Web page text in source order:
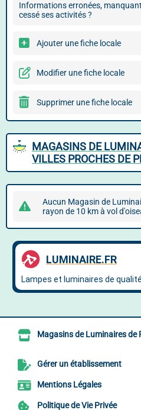
Informations erronées,
cessé ses activités ?
Ajouter une fiche locale
Modifier une fiche locale
Supprimer une fiche locale
MAGASINS DE
VILLES PROCHES DE
Aucun Magasin de
rayon de 10 km à vol
Magasins de Luminaires de
Gérer un établissement
Mentions Légales
Politique de Vie Privée